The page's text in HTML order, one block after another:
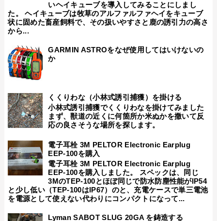
いヘイキューブを導入してみることにしまし
た。 ヘイキューブは牧草のアルファルファヘイをキューブ
状に固めた畜産飼料で、その扱いやすさと鹿の誘引力の高さ
から...
GARMIN ASTROをなぜ使用してはいけないの
か
くくりわな（小林式誘引捕獲）を掛ける
小林式誘引捕獲でくくりわなを掛けてみました
まず、獣道の近くに何箇所か米ぬかを撒いて反
応の良さそうな場所を探します。
電子耳栓 3M PELTOR Electronic Earplug
EEP-100を購入
電子耳栓 3M PELTOR Electronic Earplug
EEP-100を購入しました。 スペックは、同じ
3MのTEP-100とほぼ同じで防水防塵性能がIP54
と少し低い（TEP-100はIP67）のと、充電ケースで単三電池
を電源として使えない代わりにコンパクトになって...
Lyman SABOT SLUG 20GA を鋳造する